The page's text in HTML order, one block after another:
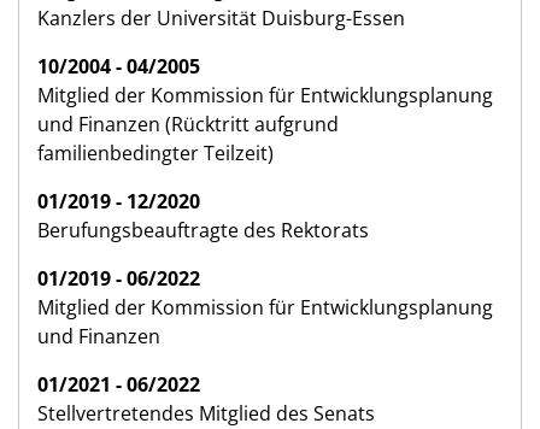
Kanzlers der Universität Duisburg-Essen
10/2004 - 04/2005
Mitglied der Kommission für Entwicklungsplanung
und Finanzen (Rücktritt aufgrund
familienbedingter Teilzeit)
01/2019 - 12/2020
Berufungsbeauftragte des Rektorats
01/2019 - 06/2022
Mitglied der Kommission für Entwicklungsplanung
und Finanzen
01/2021 - 06/2022
Stellvertretendes Mitglied des Senats